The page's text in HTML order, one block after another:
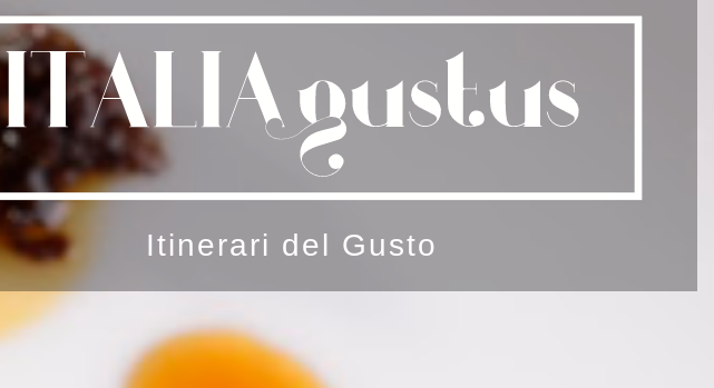
Itinerari del Gusto